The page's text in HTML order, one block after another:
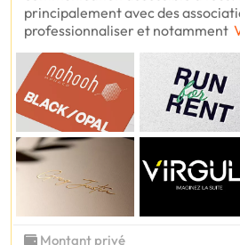
principalement avec des
professionnaliser et notamment
Montant privé